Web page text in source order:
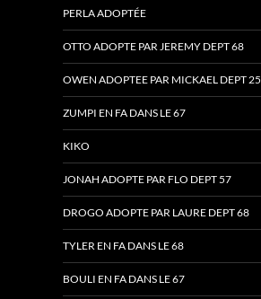
PERLA ADOPTÉE
OTTO ADOPTE PAR JEREMY DEPT 68
OWEN ADOPTEE PAR MICKAEL DEPT 25
ZUMPI EN FA DANS LE 67
KIKO
JONAH ADOPTE PAR FLO DEPT 57
DROGO ADOPTE PAR LAURE DEPT 68
TYLER EN FA DANS LE 68
BOULI EN FA DANS LE 67